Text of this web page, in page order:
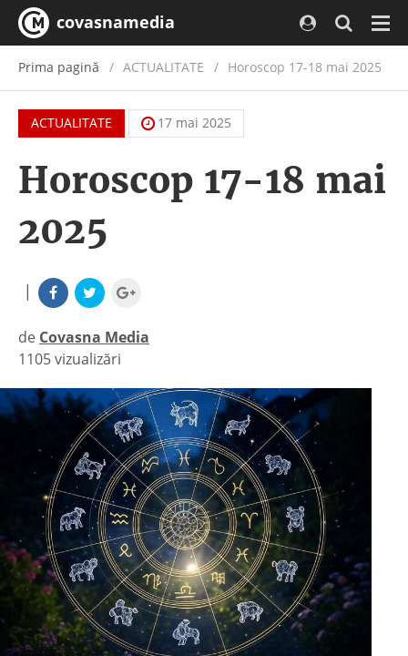
covasnamedia
Prima pagină ACTUALITATE / Horoscop 17-18 mai 2025
ACTUALITATE 17 mai 2025
Horoscop 17-18 mai
2025
|
de Covasna Media
|
1105 vizualizări